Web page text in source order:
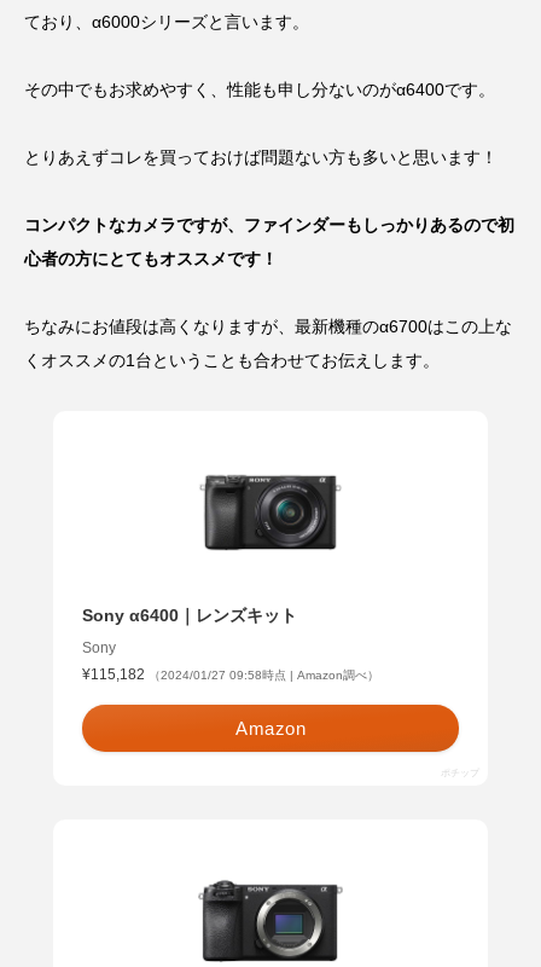
ており、α6000シリーズと言います。
その中でもお求めやすく、性能も申し分ないのがα6400です。
とりあえずコレを買っておけば問題ない方も多いと思います！
コンパクトなカメラですが、ファインダーもしっかりあるので初
心者の方にとてもオススメです！
ちなみにお値段は高くなりますが、最新機種のα6700はこの上な
くオススメの1台ということも合わせてお伝えします。
Sony α6400｜レンズキット
Sony
¥115,182
（2024/01/27 09:58時点 | Amazon調べ）
Amazon
ポチップ